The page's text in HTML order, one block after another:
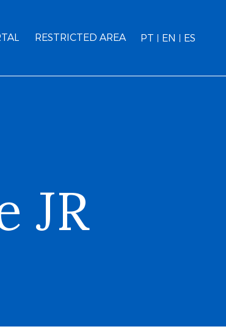
RESTRICTED AREA PT EN ES
JR